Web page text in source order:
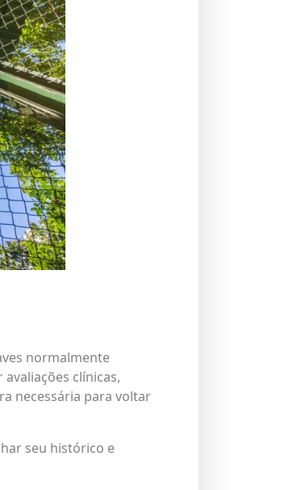
normalmente
clínicas,
necessária para voltar
seu histórico e